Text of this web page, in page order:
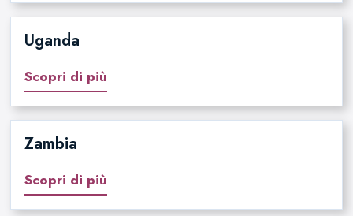
Uganda
Scopri di più
Zambia
Scopri di più